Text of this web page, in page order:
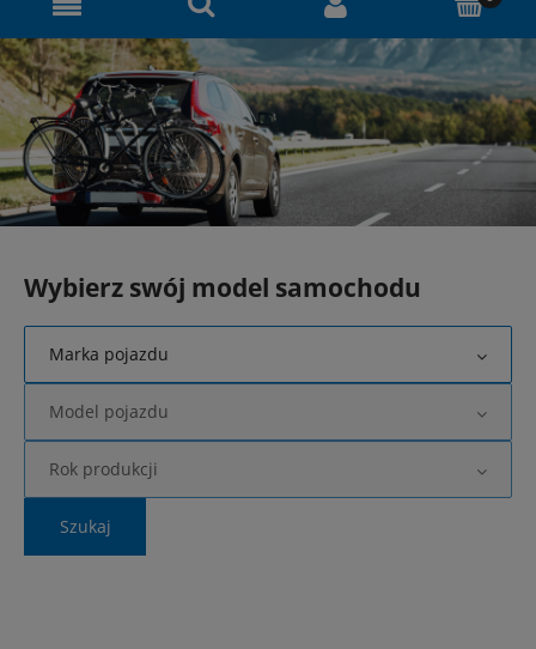
Wybierz swój model samochodu
Marka pojazdu
Model pojazdu
Rok produkcji
Szukaj